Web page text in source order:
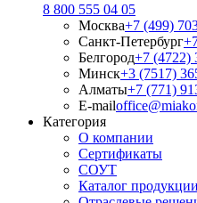
8 800 555 04 05
Москва+7 (499)
Санкт-Петербург
Белгород+7 (4722)
Минск+3 (7517)
Алматы+7 (771)
E-mail
Категория
О компании
Сертификаты
СОУТ
Каталог продукции